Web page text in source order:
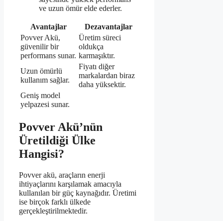
ve uzun ömür elde ederler.
Avantajlar
Dezavantajlar
Povver Akü,
güvenilir bir
performans sunar.
Üretim süreci
oldukça
karmaşıktır.
Uzun ömürlü
kullanım sağlar.
Fiyatı diğer
markalardan biraz
daha yüksektir.
Geniş model
yelpazesi sunar.
Povver Akü’nün
Üretildiği Ülke
Hangisi?
Povver akü, araçların enerji
ihtiyaçlarını karşılamak amacıyla
kullanılan bir güç kaynağıdır. Üretimi
ise birçok farklı ülkede
gerçekleştirilmektedir.